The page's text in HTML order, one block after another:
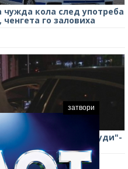
кола след употреба
го заловиха
зад волана на "Ауди"-
арестуваха
затвори